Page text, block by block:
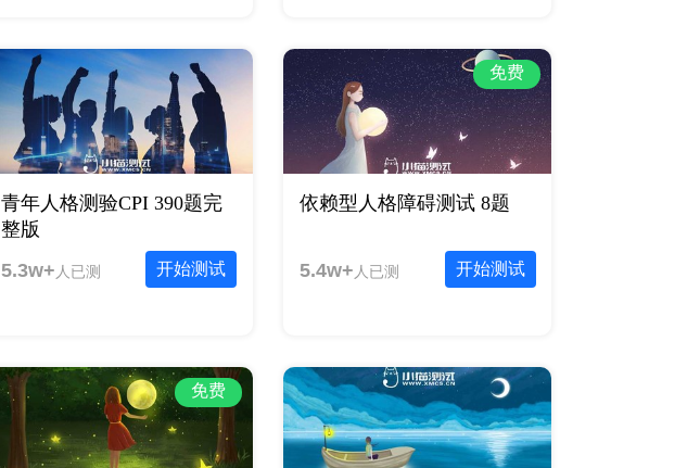
青年人格测验CPI 390题完
整版
开始测试
5.3w+ 人已测
免费
依赖型人格障碍测试 8题
开始测试
5.4w+ 人已测
免费